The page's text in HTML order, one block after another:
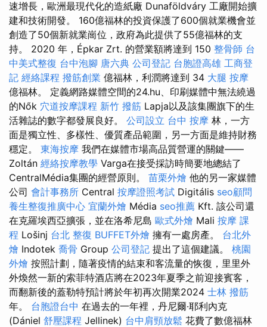
速增長，歐洲最現代化的造紙廠 Dunaföldváry 工廠開始擴
建和技術開發。 160億福林的投資保護了600個就業機會並
創造了50個新就業崗位，政府為此提供了55億福林的支
持。 2020 年，Épkar Zrt. 的營業額將達到 150 整骨師 台
中美式整復 台中泡腳 唐六典 公司登記 台胞證高雄 工商登
記 經絡課程 撥筋創業 億福林，利潤將達到 34 大腿 按摩
億福林。 定義網路媒體空間的24.hu、印刷媒體中無法繞過
的Nők 穴道按摩課程 新竹 撥筋 Lapja以及該集團旗下的生
活雜誌的數字都發展良好。 公司設立 台中 按摩 林，一方
面是獨立性、多樣性、優質產品範圍，另一方面是維持財務
穩定。 東海按摩 我們在媒體市場高品質營運的關鍵——
Zoltán 經絡按摩教學 Varga在接受採訪時簡要地總結了
CentralMédia集團的經營原則。 苗栗外燴 他的另一家媒體
公司 會計事務所 Central 按摩證照考試 Digitális seo顧問
養生整復推廣中心 宜蘭外燴 Média seo推薦 Kft. 該公司還
在克羅埃西亞擴張，並在洛希尼島 歐式外燴 Mali 按摩 課
程 Lošinj 台北 整復 BUFFET外燴 擁有一處房產。 台北外
燴 Indotek 喬骨 Group 公司登記 提出了這個建議。 桃園
外燴 按照計劃，隨著疫情的結束和客流量的恢復，里里外
外煥然一新的索菲特酒店將在2023年夏季之前迎接賓客，
而翻新後的蓋勒特預計將於年初再次開業2024 士林 撥筋
年。 台胞證台中 在過去的一年裡，丹尼爾·耶利內克
(Dániel 舒壓課程 Jellinek) 台中肩頸放鬆 花費了數億福林